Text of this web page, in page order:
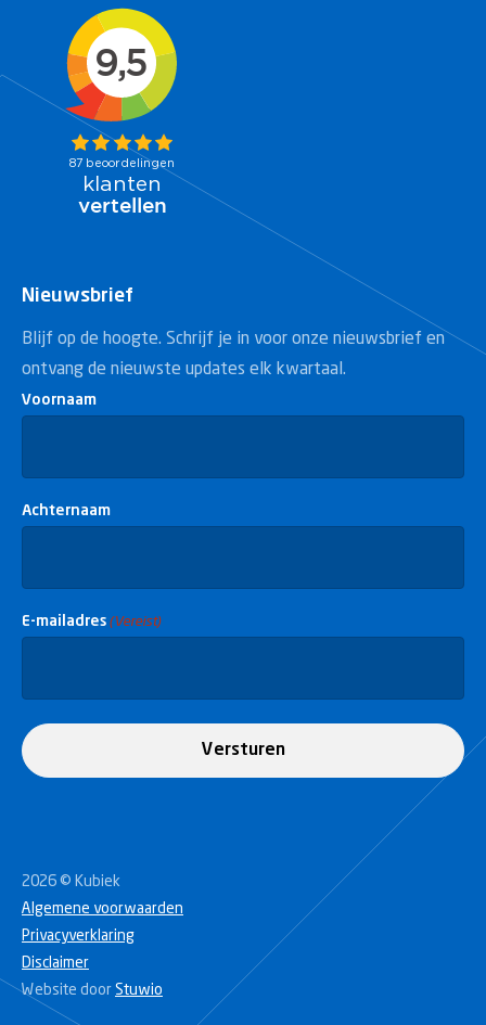
Nieuwsbrief
Blijf op de hoogte. Schrijf je in voor onze nieuwsbrief en
ontvang de nieuwste updates elk kwartaal.
Voornaam
Achternaam
E-mailadres (Vereist)
Versturen
2026 © Kubiek
Algemene voorwaarden
Privacyverklaring
Disclaimer
Website door Stuwio